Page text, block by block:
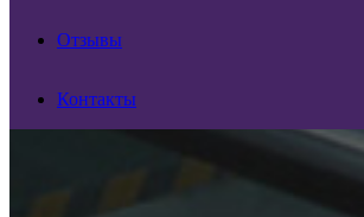
Отзывы
Контакты